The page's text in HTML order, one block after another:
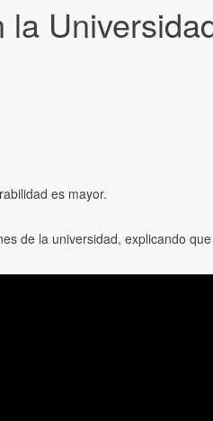
es mayor.
de la universidad, explicando